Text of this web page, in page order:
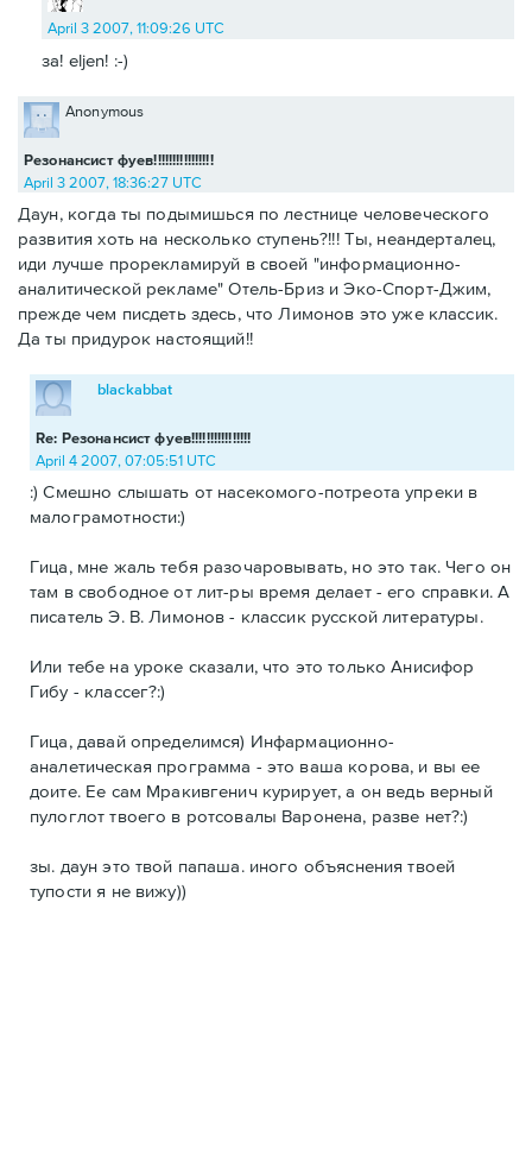
April 3 2007, 11:09:26 UTC
за! eljen! :-)
Резонансист фуев!!!!!!!!!!!!!!!!
Anonymous
April 3 2007, 18:36:27 UTC
Даун, когда ты подымишься по лестнице человеческого
развития хоть на несколько ступень?!!! Ты, неандерталец,
иди лучше прорекламируй в своей "информационно-
аналитической рекламе" Отель-Бриз и Эко-Спорт-Джим,
прежде чем писдеть здесь, что Лимонов это уже классик.
Да ты придурок настоящий!!
Re: Резонансист фуев!!!!!!!!!!!!!!!!
blackabbat
April 4 2007, 07:05:51 UTC
:) Смешно слышать от насекомого-потреота упреки в
малограмотности:)
Гица, мне жаль тебя разочаровывать, но это так. Чего он
там в свободное от лит-ры время делает - его справки. А
писатель Э. В. Лимонов - классик русской литературы.
Или тебе на уроке сказали, что это только Анисифор
Гибу - классег?:)
Гица, давай определимся) Инфармационно-
аналетическая программа - это ваша корова, и вы ее
доите. Ее сам Мракивгенич курирует, а он ведь верный
пулоглот твоего в ротсовалы Варонена, разве нет?:)
зы. даун это твой папаша. иного объяснения твоей
тупости я не вижу))